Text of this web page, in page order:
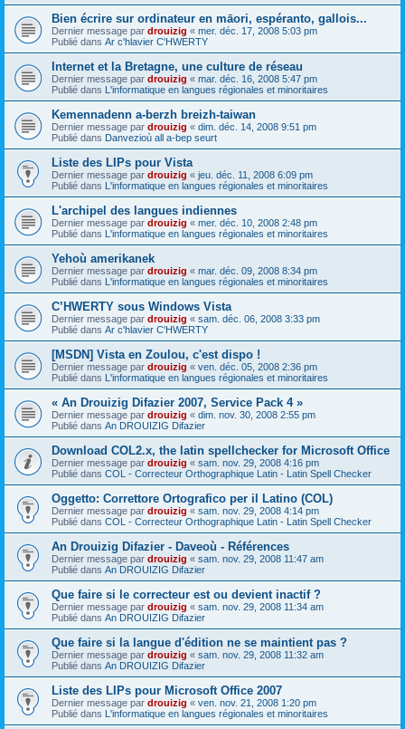
Bien écrire sur ordinateur en māori, espéranto, gallois...
Dernier message par drouizig « mer. déc. 17, 2008 5:03 pm
Publié dans Ar c'hlavier C'HWERTY
Internet et la Bretagne, une culture de réseau
Dernier message par drouizig « mar. déc. 16, 2008 5:47 pm
Publié dans L'informatique en langues régionales et minoritaires
Kemennadenn a-berzh breizh-taiwan
Dernier message par drouizig « dim. déc. 14, 2008 9:51 pm
Publié dans Danvezioù all a-bep seurt
Liste des LIPs pour Vista
Dernier message par drouizig « jeu. déc. 11, 2008 6:09 pm
Publié dans L'informatique en langues régionales et minoritaires
L'archipel des langues indiennes
Dernier message par drouizig « mer. déc. 10, 2008 2:48 pm
Publié dans L'informatique en langues régionales et minoritaires
Yehoù amerikanek
Dernier message par drouizig « mar. déc. 09, 2008 8:34 pm
Publié dans L'informatique en langues régionales et minoritaires
C’HWERTY sous Windows Vista
Dernier message par drouizig « sam. déc. 06, 2008 3:33 pm
Publié dans Ar c'hlavier C'HWERTY
[MSDN] Vista en Zoulou, c'est dispo !
Dernier message par drouizig « ven. déc. 05, 2008 2:36 pm
Publié dans L'informatique en langues régionales et minoritaires
« An Drouizig Difazier 2007, Service Pack 4 »
Dernier message par drouizig « dim. nov. 30, 2008 2:55 pm
Publié dans An DROUIZIG Difazier
Download COL2.x, the latin spellchecker for Microsoft Office
Dernier message par drouizig « sam. nov. 29, 2008 4:16 pm
Publié dans COL - Correcteur Orthographique Latin - Latin Spell Checker
Oggetto: Correttore Ortografico per il Latino (COL)
Dernier message par drouizig « sam. nov. 29, 2008 4:14 pm
Publié dans COL - Correcteur Orthographique Latin - Latin Spell Checker
An Drouizig Difazier - Daveoù - Références
Dernier message par drouizig « sam. nov. 29, 2008 11:47 am
Publié dans An DROUIZIG Difazier
Que faire si le correcteur est ou devient inactif ?
Dernier message par drouizig « sam. nov. 29, 2008 11:34 am
Publié dans An DROUIZIG Difazier
Que faire si la langue d'édition ne se maintient pas ?
Dernier message par drouizig « sam. nov. 29, 2008 11:32 am
Publié dans An DROUIZIG Difazier
Liste des LIPs pour Microsoft Office 2007
Dernier message par drouizig « ven. nov. 21, 2008 1:20 pm
Publié dans L'informatique en langues régionales et minoritaires